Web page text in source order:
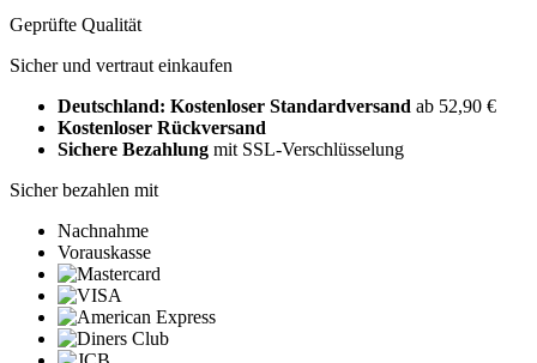
Geprüfte Qualität
Sicher und vertraut einkaufen
Deutschland: Kostenloser Standardversand ab 52,90 €
Kostenloser Rückversand
Sichere Bezahlung mit SSL-Verschlüsselung
Sicher bezahlen mit
Nachnahme
Vorauskasse